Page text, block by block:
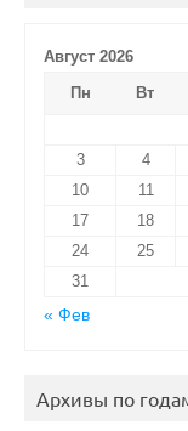
Август 2026
Пн
Вт
3
4
10
11
17
18
24
25
31
« Фев
Архивы по